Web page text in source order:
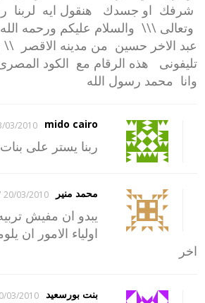
شرفك او جسدك هنقول ايه لربنا
وتعالى \\\ والسلام عليكم ورحمه
عبد الاخر حسين من مدينه الاقصر \\
تليفونى هذه الرقام مع الكود
وانا محمد رسول الله
mido cairo
2010 19:27
ربنا يستر على
محمد منير 20/03/2010 14:07
يبدو ان مفيش
اولياء الامور ان
اخر
بنت بورسعيد 2010 03:31